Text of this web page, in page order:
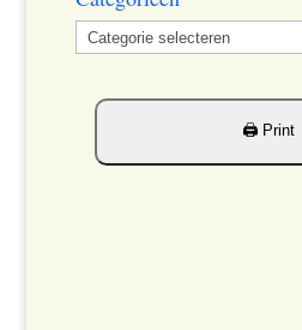
Categorieën